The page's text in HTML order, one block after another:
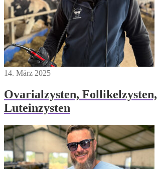
14. März 2025
Ovarialzysten, Follikelzysten,
Luteinzysten